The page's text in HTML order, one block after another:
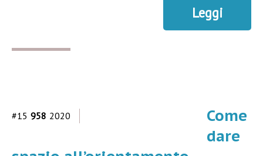
Leggi
#15 958 2020
Come
dare